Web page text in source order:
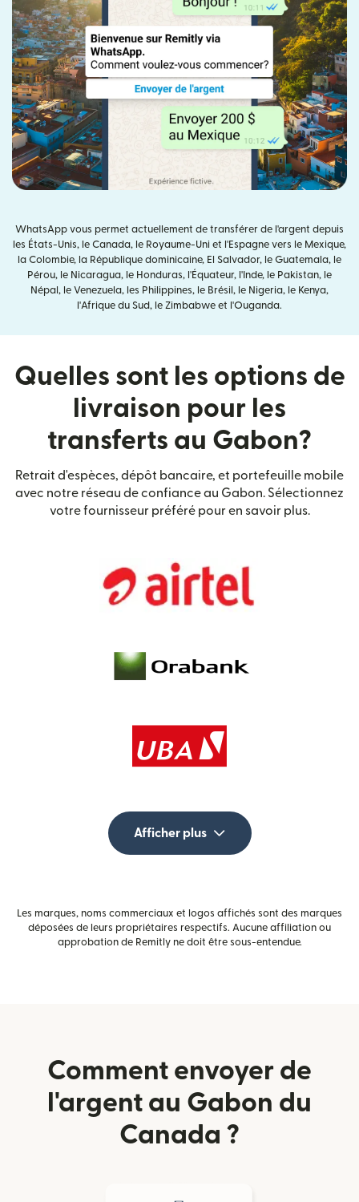
WhatsApp vous permet actuellement de transférer de l'argent depuis
les États-Unis, le Canada, le Royaume-Uni et l'Espagne vers le Mexique,
la Colombie, la République dominicaine, El Salvador, le Guatemala, le
Pérou, le Nicaragua, le Honduras, l'Équateur, l'Inde, le Pakistan, le
Népal, le Venezuela, les Philippines, le Brésil, le Nigeria, le Kenya,
l'Afrique du Sud, le Zimbabwe et l'Ouganda.
Quelles sont les options de
livraison pour les
transferts au Gabon?
Retrait d'espèces, dépôt bancaire, et portefeuille mobile
avec notre réseau de confiance au Gabon. Sélectionnez
votre fournisseur préféré pour en savoir plus.
Afficher plus
Les marques, noms commerciaux et logos affichés sont des marques
déposées de leurs propriétaires respectifs. Aucune affiliation ou
approbation de Remitly ne doit être sous-entendue.
Comment envoyer de
l'argent au Gabon du
Canada ?